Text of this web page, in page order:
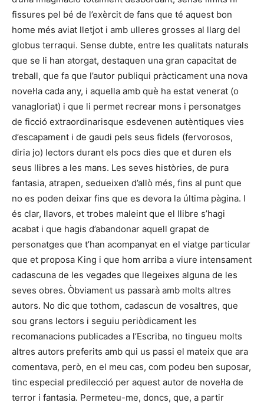
fissures pel bé de l’exèrcit de fans que té aquest bon
home més aviat lletjot i amb ulleres grosses al llarg del
globus terraqui. Sense dubte, entre les qualitats naturals
que se li han atorgat, destaquen una gran capacitat de
treball, que fa que l’autor publiqui pràcticament una nova
novel·la cada any, i aquella amb què ha estat venerat (o
vanagloriat) i que li permet recrear mons i personatges
de ficció extraordinarisque esdevenen autèntiques vies
d’escapament i de gaudi pels seus fidels (fervorosos,
diria jo) lectors durant els pocs dies que et duren els
seus llibres a les mans. Les seves històries, de pura
fantasia, atrapen, sedueixen d’allò més, fins al punt que
no es poden deixar fins que es devora la última pàgina. I
és clar, llavors, et trobes maleint que el llibre s’hagi
acabat i que hagis d’abandonar aquell grapat de
personatges que t’han acompanyat en el viatge particular
que et proposa King i que hom arriba a viure intensament
cadascuna de les vegades que llegeixes alguna de les
seves obres. Òbviament us passarà amb molts altres
autors. No dic que tothom, cadascun de vosaltres, que
sou grans lectors i seguiu periòdicament les
recomanacions publicades a l’Escriba, no tingueu molts
altres autors preferits amb qui us passi el mateix que ara
comentava, però, en el meu cas, com podeu ben suposar,
tinc especial predilecció per aquest autor de novel·la de
terror i fantasia. Permeteu-me, doncs, que, a partir